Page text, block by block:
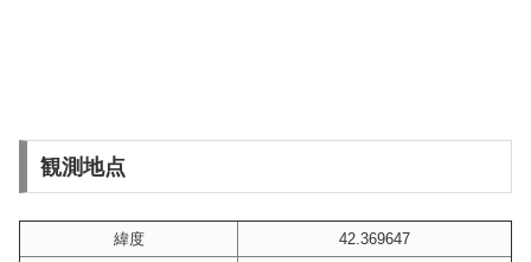
観測地点
緯度 42.369647